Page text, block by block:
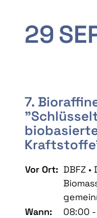
29
7.
Vor Ort: DBFZ
Wann:
08:00